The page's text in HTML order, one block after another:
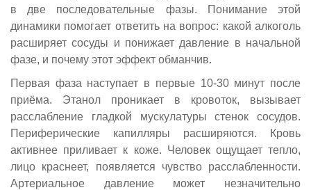
в две последовательные фазы. Понимание этой
динамики помогает ответить на вопрос: какой алкоголь
расширяет сосуды и понижает давление в начальной
фазе, и почему этот эффект обманчив.
Первая фаза наступает в первые 10-30 минут после
приёма. Этанол проникает в кровоток, вызывает
расслабление гладкой мускулатуры стенок сосудов.
Периферические капилляры расширяются. Кровь
активнее приливает к коже. Человек ощущает тепло,
лицо краснеет, появляется чувство расслабленности.
Артериальное давление может незначительно